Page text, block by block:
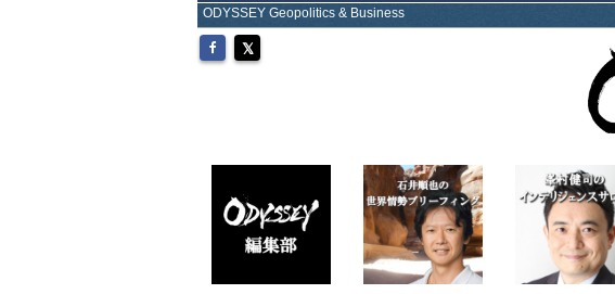
ODYSSEY Geopolitics & Business